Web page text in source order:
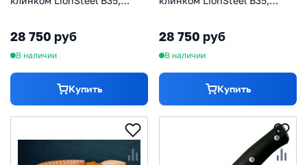
28 750 руб
В наличии
Купить
28 750 руб
В наличии
Купить